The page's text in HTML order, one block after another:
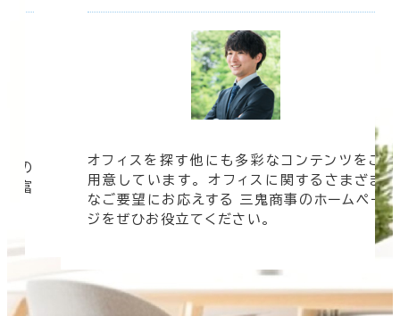
の
豊富
オフィスを探す他にも多彩なコンテンツをご
用意しています。 オフィスに関するさまざま
なご要望にお応えする 三鬼商事のホームペー
ジをぜひお役立てください。